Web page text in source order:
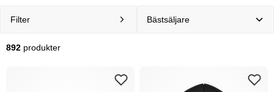
Filter
892 produkter